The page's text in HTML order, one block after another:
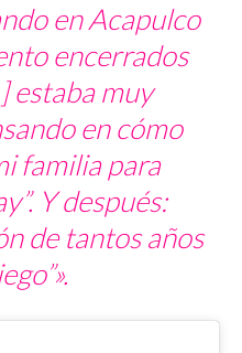
en Acapulco
encerrados
estaba muy
en cómo
familia para
Y después:
de tantos años